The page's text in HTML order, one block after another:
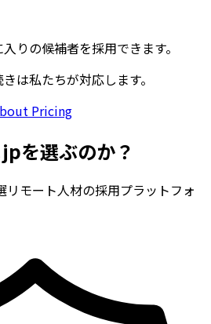
りの候補者を採用できます。
は私たちが対応します。
Pricing
を選ぶのか？
リモート人材の採用プラットフォ